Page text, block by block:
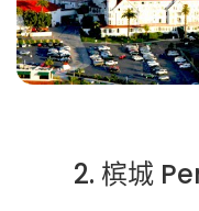
2. 槟城